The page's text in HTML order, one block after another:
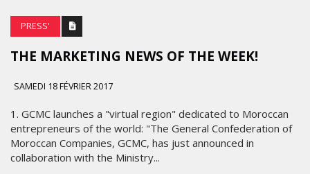
PRESS'
THE MARKETING NEWS OF THE WEEK!
SAMEDI 18 FÉVRIER 2017
1. GCMC launches a "virtual region" dedicated to Moroccan
entrepreneurs of the world: "The General Confederation of
Moroccan Companies, GCMC, has just announced in
collaboration with the Ministry...